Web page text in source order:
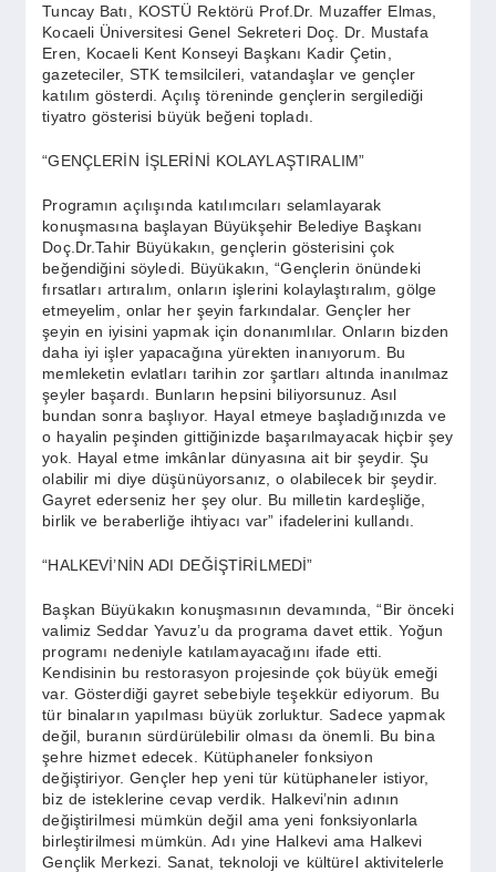
Tuncay Batı, KOSTÜ Rektörü Prof.Dr. Muzaffer Elmas,
Kocaeli Üniversitesi Genel Sekreteri Doç. Dr. Mustafa
Eren, Kocaeli Kent Konseyi Başkanı Kadir Çetin,
gazeteciler, STK temsilcileri, vatandaşlar ve gençler
katılım gösterdi. Açılış töreninde gençlerin sergilediği
tiyatro gösterisi büyük beğeni topladı.
“GENÇLERİN İŞLERİNİ KOLAYLAŞTIRALIM”
Programın açılışında katılımcıları selamlayarak
konuşmasına başlayan Büyükşehir Belediye Başkanı
Doç.Dr.Tahir Büyükakın, gençlerin gösterisini çok
beğendiğini söyledi. Büyükakın, “Gençlerin önündeki
fırsatları artıralım, onların işlerini kolaylaştıralım, gölge
etmeyelim, onlar her şeyin farkındalar. Gençler her
şeyin en iyisini yapmak için donanımlılar. Onların bizden
daha iyi işler yapacağına yürekten inanıyorum. Bu
memleketin evlatları tarihin zor şartları altında inanılmaz
şeyler başardı. Bunların hepsini biliyorsunuz. Asıl
bundan sonra başlıyor. Hayal etmeye başladığınızda ve
o hayalin peşinden gittiğinizde başarılmayacak hiçbir şey
yok. Hayal etme imkânlar dünyasına ait bir şeydir. Şu
olabilir mi diye düşünüyorsanız, o olabilecek bir şeydir.
Gayret ederseniz her şey olur. Bu milletin kardeşliğe,
birlik ve beraberliğe ihtiyacı var” ifadelerini kullandı.
“HALKEVİ’NİN ADI DEĞİŞTİRİLMEDİ”
Başkan Büyükakın konuşmasının devamında, “Bir önceki
valimiz Seddar Yavuz’u da programa davet ettik. Yoğun
programı nedeniyle katılamayacağını ifade etti.
Kendisinin bu restorasyon projesinde çok büyük emeği
var. Gösterdiği gayret sebebiyle teşekkür ediyorum. Bu
tür binaların yapılması büyük zorluktur. Sadece yapmak
değil, buranın sürdürülebilir olması da önemli. Bu bina
şehre hizmet edecek. Kütüphaneler fonksiyon
değiştiriyor. Gençler hep yeni tür kütüphaneler istiyor,
biz de isteklerine cevap verdik. Halkevi’nin adının
değiştirilmesi mümkün değil ama yeni fonksiyonlarla
birleştirilmesi mümkün. Adı yine Halkevi ama Halkevi
Gençlik Merkezi. Sanat, teknoloji ve kültürel aktivitelerle